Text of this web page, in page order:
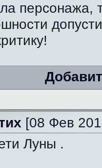
персонажа,
[08 Фев
Луны .